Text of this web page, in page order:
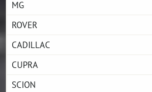
MG
ROVER
CADILLAC
CUPRA
SCION